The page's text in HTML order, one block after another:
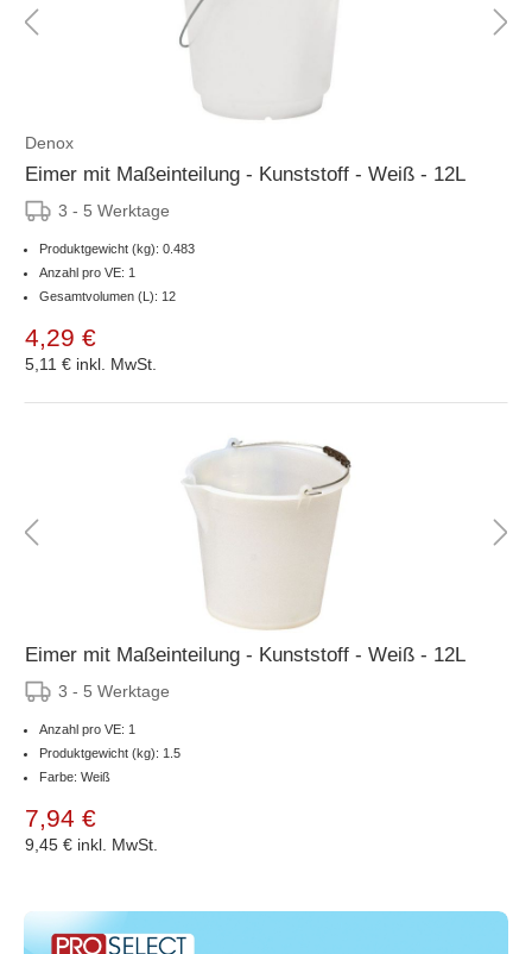
Denox
Eimer mit Maßeinteilung - Kunststoff - Weiß - 12L
3 - 5 Werktage
Produktgewicht (kg): 0.483
Anzahl pro VE: 1
Gesamtvolumen (L): 12
4,29 €
5,11 € inkl. MwSt.
Eimer mit Maßeinteilung - Kunststoff - Weiß - 12L
3 - 5 Werktage
Anzahl pro VE: 1
Produktgewicht (kg): 1.5
Farbe: Weiß
7,94 €
9,45 € inkl. MwSt.